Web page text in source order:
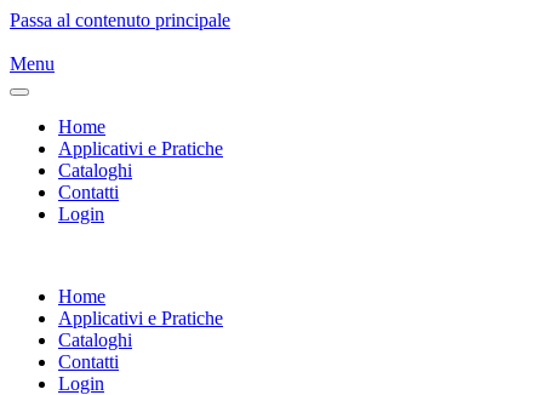
Passa al contenuto principale
Menu
Home
Applicativi e Pratiche
Cataloghi
Contatti
Login
Home
Applicativi e Pratiche
Cataloghi
Contatti
Login